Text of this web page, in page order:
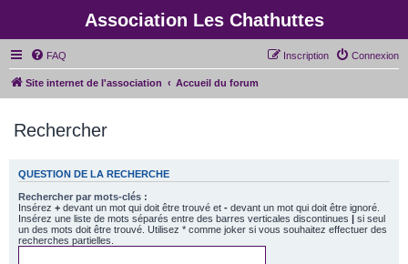
Association Les Chathuttes
FAQ Connexion
Inscription
Site internet de l'association Accueil du forum
Rechercher
QUESTION DE LA RECHERCHE
Rechercher par mots-clés :
Insérez + devant un mot qui doit être trouvé et - devant un mot qui doit être ignoré.
Insérez une liste de mots séparés entre des barres verticales discontinues | si seul
un des mots doit être trouvé. Utilisez * comme joker si vous souhaitez effectuer des
recherches partielles.